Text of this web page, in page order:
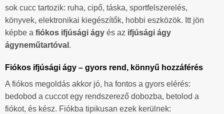
sok cucc tartozik: ruha, cipő, táska, sportfelszerelés,
könyvek, elektronikai kiegészítők, hobbi eszközök. Itt jön
képbe a fiókos ifjúsági ágy és az ifjúsági ágy
ágyneműtartóval .
Fiókos ifjúsági ágy – gyors rend, könnyű hozzáférés
A fiókos megoldás akkor jó, ha fontos a gyors elérés:
bedobod a cuccot egy rendszerező dobozba, betolod a
fiókot, és kész. Fiókba tipikusan ezek kerülnek: